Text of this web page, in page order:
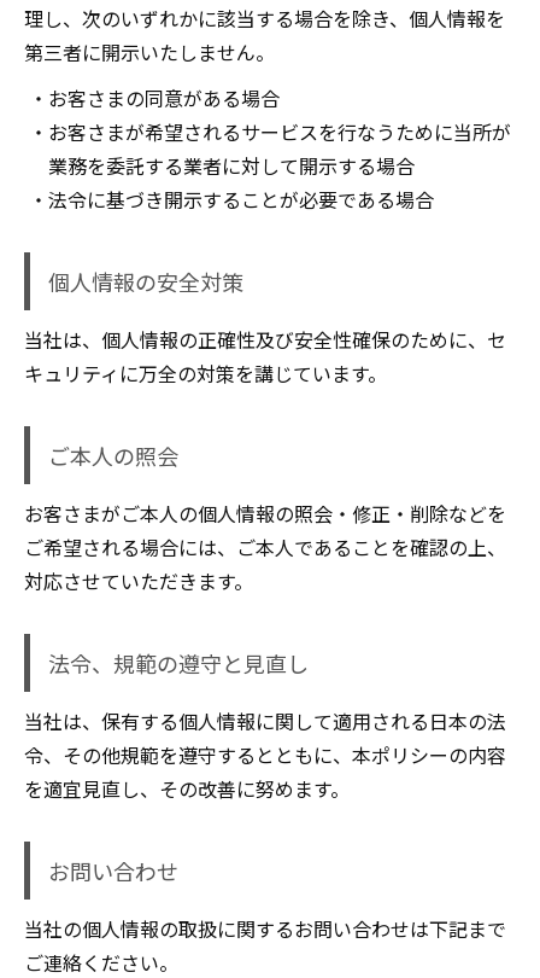
理し、次のいずれかに該当する場合を除き、個人情報を
第三者に開示いたしません。
お客さまの同意がある場合
お客さまが希望されるサービスを行なうために当所が
業務を委託する業者に対して開示する場合
法令に基づき開示することが必要である場合
個人情報の安全対策
当社は、個人情報の正確性及び安全性確保のために、セ
キュリティに万全の対策を講じています。
ご本人の照会
お客さまがご本人の個人情報の照会・修正・削除などを
ご希望される場合には、ご本人であることを確認の上、
対応させていただきます。
法令、規範の遵守と見直し
当社は、保有する個人情報に関して適用される日本の法
令、その他規範を遵守するとともに、本ポリシーの内容
を適宜見直し、その改善に努めます。
お問い合わせ
当社の個人情報の取扱に関するお問い合わせは下記まで
ご連絡ください。